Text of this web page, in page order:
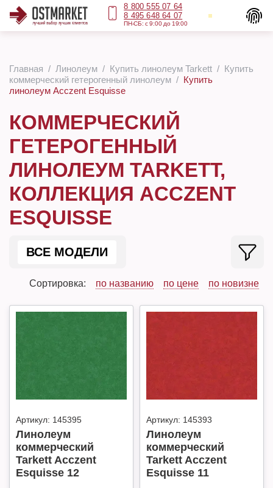
8 800 555 07 64
8 495 648 64 07
ПН-СБ: с 9:00 до 19:00
Главная Линолеум Купить линолеум Tarkett
Купить
коммерческий гетерогенный линолеум
Купить
линолеум Acczent Esquisse
КОММЕРЧЕСКИЙ
ГЕТЕРОГЕННЫЙ
ЛИНОЛЕУМ TARKETT,
КОЛЛЕКЦИЯ ACCZENT
ESQUISSE
ВСЕ МОДЕЛИ
Сортировка: по названию по цене по новизне
Артикул: 145395
Линолеум
коммерческий
Tarkett Acczent
Esquisse 12
Артикул: 145393
Линолеум
коммерческий
Tarkett Acczent
Esquisse 11